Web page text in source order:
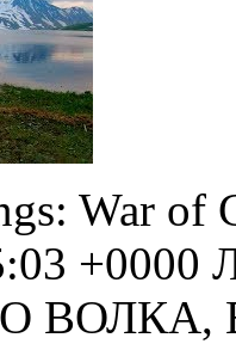
War of
+0000